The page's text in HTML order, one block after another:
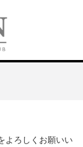
よろしくお願いい